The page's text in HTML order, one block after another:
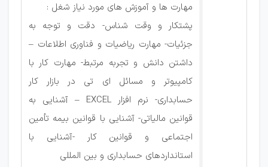
مهارت ها و آموزش های مورد نیاز شغل :
پشتکار و وقت شناس- دقت و توجه به
جزئیات- مهارت ریاضیات و فناوری اطلاعات –
داشتن دانش و تجربه مرتبط- مهارت کار با
کامپیوتر و مسائل ای تی در بازار کار
حسابداری- نرم افزار EXCEL – آشنایی به
قوانین مالیاتی- آشنایی با قوانین بیمه تأمین
اجتماعی و قوانین کار -آشنایی با
استانداردهای حسابداری و بین المللی